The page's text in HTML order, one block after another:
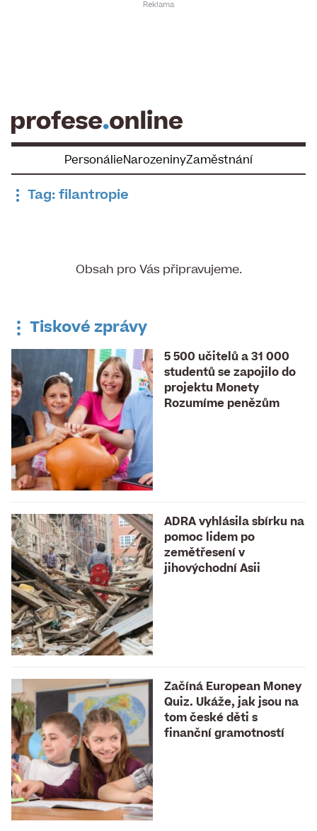
PersonálieNarozeninyZaměstnání
Tag: filantropie
Obsah pro Vás připravujeme.
Tiskové zprávy
5 500 učitelů a 31 000
studentů se zapojilo do
projektu Monety
Rozumíme penězům
ADRA vyhlásila sbírku na
pomoc lidem po
zemětřesení v
jihovýchodní Asii
Začíná European Money
Quiz. Ukáže, jak jsou na
tom české děti s
finanční gramotností